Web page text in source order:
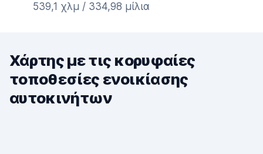
539,1 χλμ / 334,98 μίλια
Χάρτης με τις κορυφαίες
τοποθεσίες ενοικίασης
αυτοκινήτων